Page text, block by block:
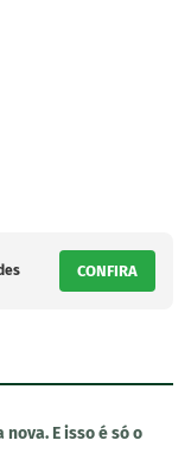
CONFIRA
E isso é só o